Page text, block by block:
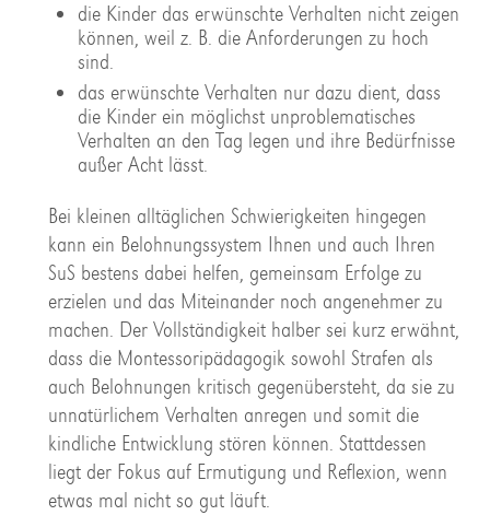
die Kinder das erwünschte Verhalten nicht zeigen
können, weil z. B. die Anforderungen zu hoch
sind.
das erwünschte Verhalten nur dazu dient, dass
die Kinder ein möglichst unproblematisches
Verhalten an den Tag legen und ihre Bedürfnisse
außer Acht lässt.
Bei kleinen alltäglichen Schwierigkeiten hingegen
kann ein Belohnungssystem Ihnen und auch Ihren
SuS bestens dabei helfen, gemeinsam Erfolge zu
erzielen und das Miteinander noch angenehmer zu
machen. Der Vollständigkeit halber sei kurz erwähnt,
dass die Montessoripädagogik sowohl Strafen als
auch Belohnungen kritisch gegenübersteht, da sie zu
unnatürlichem Verhalten anregen und somit die
kindliche Entwicklung stören können. Stattdessen
liegt der Fokus auf Ermutigung und Reflexion, wenn
etwas mal nicht so gut läuft.